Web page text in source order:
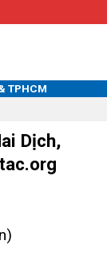
TPHCM
Dịch,